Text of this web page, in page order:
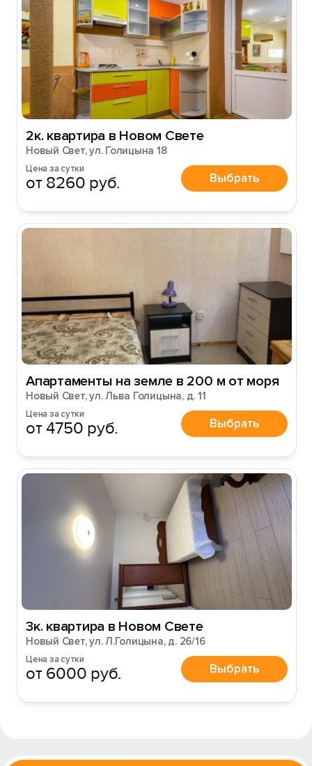
2к. квартира в Новом Свете
Новый Свет, ул. Голицына 18
Цена за сутки
от 8260 руб. Выбрать
Апартаменты на земле в 200 м от моря
Новый Свет, ул. Льва Голицына, д. 11
Цена за сутки
от 4750 руб. Выбрать
3к. квартира в Новом Свете
Новый Свет, ул. Л.Голицына, д. 26/16
Цена за сутки
от 6000 руб. Выбрать